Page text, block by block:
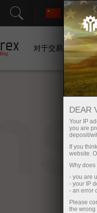
对于交易者
DEAR
Your IP
you are
deposit/
If you
website.
Why does
- you are
- your IP
- an error
Please
the wrong